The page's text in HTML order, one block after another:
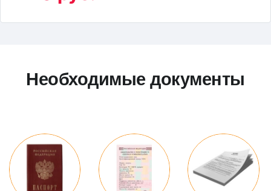
Необходимые документы